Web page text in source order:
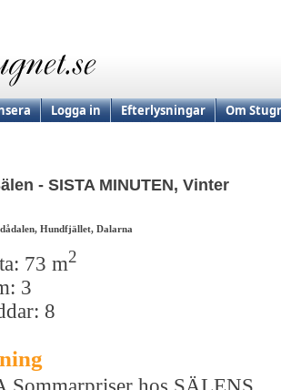
Logga in Efterlysningar Om
- SISTA MINUTEN, Vinter
Hundfjället, Dalarna
73 m2
3
8